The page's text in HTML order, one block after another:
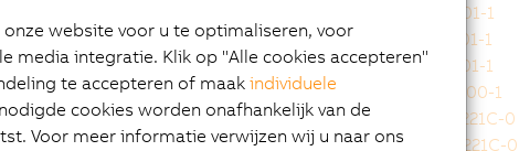
8EAC0150.001-1
8EAC0151.001-1
8EAC0152.001-1
8EAD0000.000-1
8ECF0001.1221C-0
8ECF0003.1221C-0
website voor u te optimaliseren, voor
media integratie. Klik op "Alle cookies accepteren"
te accepteren of maak individuele
cookies worden onafhankelijk van de
Voor meer informatie verwijzen wij u naar ons